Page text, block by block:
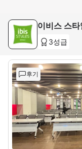
이비스 스
3성급
후기